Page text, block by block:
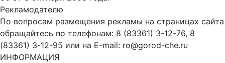
Рекламодателю
По вопросам размещения рекламы на страницах сайта
обращайтесь по телефонам: 8 (83361) 3-12-76, 8
(83361) 3-12-95 или на E-mail: ro@gorod-che.ru
ИНФОРМАЦИЯ